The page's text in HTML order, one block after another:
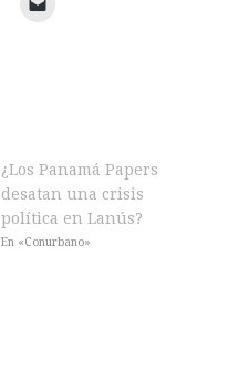
¿Los Panamá Papers
desatan una crisis
política en Lanús?
En «Conurbano»